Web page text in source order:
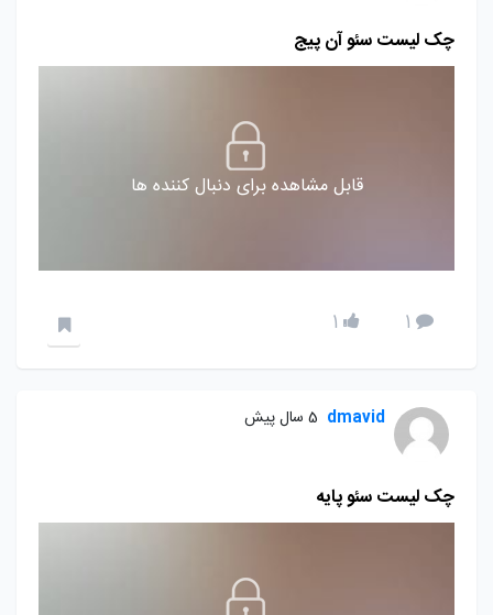
چک لیست سئو آن پیج
قابل مشاهده برای دنبال کننده ها
1
1
dmavid 5 سال پیش
چک لیست سئو پایه